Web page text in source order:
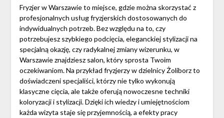
Fryzjer w Warszawie to miejsce, gdzie można skorzystać z
profesjonalnych usług fryzjerskich dostosowanych do
indywidualnych potrzeb. Bez względu na to, czy
potrzebujesz szybkiego podcięcia, eleganckiej stylizacji na
specjalną okazję, czy radykalnej zmiany wizerunku, w
Warszawie znajdziesz salon, który sprosta Twoim
oczekiwaniom. Na przykład fryzjerzy w dzielnicy Żoliborz to
doświadczeni specjaliści, którzy nie tylko wykonują
klasyczne cięcia, ale także oferują nowoczesne techniki
koloryzacji i stylizacji. Dzięki ich wiedzy i umiejętnościom
każda wizyta staje się przyjemnością, a efekty pracy